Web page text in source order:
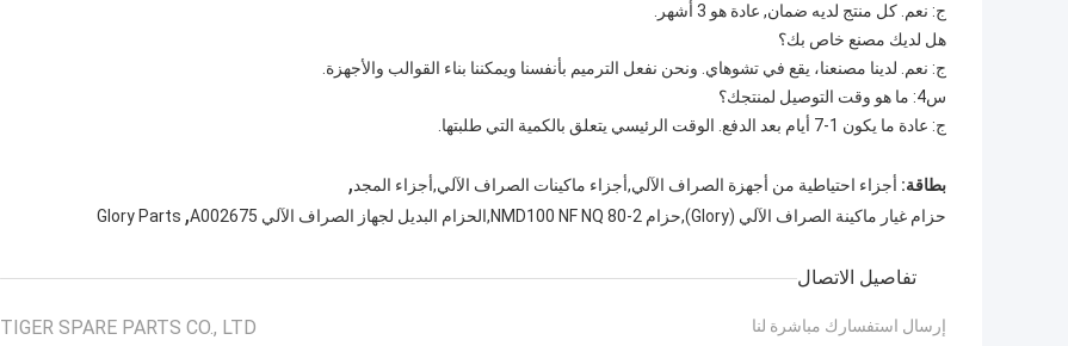
ج: نعم. كل منتج لديه ضمان, عادة هو 3 أشهر.
هل لديك مصنع خاص بك؟
ج: نعم. لدينا مصنعنا، يقع في تشوهاي. ونحن نفعل الترميم بأنفسنا ويمكننا بناء القوالب والأجهزة.
س4: ما هو وقت التوصيل لمنتجك؟
ج: عادة ما يكون 1-7 أيام بعد الدفع. الوقت الرئيسي يتعلق بالكمية التي طلبتها.
بطاقة: أجزاء احتياطية من أجهزة الصراف الآلي,أجزاء ماكينات الصراف الآلي,أجزاء المجد,
حزام غيار ماكينة الصراف الآلي (Glory),حزام NMD100 NF NQ 80-2,الحزام البديل لجهاز الصراف الآلي A002675 ,
Glory Parts
تفاصيل الاتصال
TIGER SPARE PARTS CO., LTD إرسال استفسارك مباشرة لنا